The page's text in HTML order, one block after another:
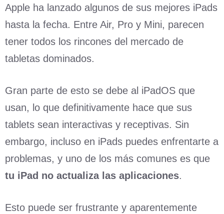
Apple ha lanzado algunos de sus mejores iPads
hasta la fecha. Entre Air, Pro y Mini, parecen
tener todos los rincones del mercado de
tabletas dominados.
Gran parte de esto se debe al iPadOS que
usan, lo que definitivamente hace que sus
tablets sean interactivas y receptivas. Sin
embargo, incluso en iPads puedes enfrentarte a
problemas, y uno de los más comunes es que
tu iPad no actualiza las aplicaciones.
Esto puede ser frustrante y aparentemente